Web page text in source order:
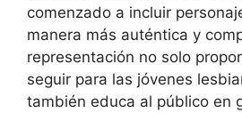
comenzado a incluir
manera más auténtica y
representación no solo
seguir para las jóvenes
también educa al público en